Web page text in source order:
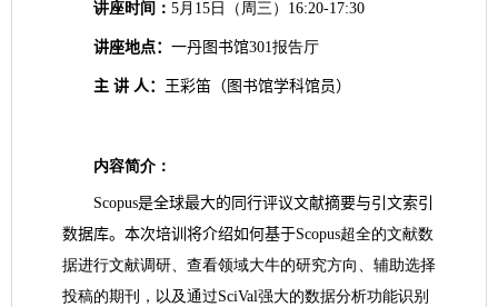
讲座时间： 5月 15 日（周三） 16:20-17:30
讲座地点： 一丹图书馆301报告厅
主 讲 人： 王彩笛（图书馆学科馆员）
内容简介：
Scopus是全球最大的同行评议文献摘要与引文索引
数据库。 本次培训将介绍如何基于Scopus超全的文献数
据进行文献调研、查看领域大牛的研究方向、辅助选择
投稿的期刊，以及通过SciVal强大的数据分析功能识别